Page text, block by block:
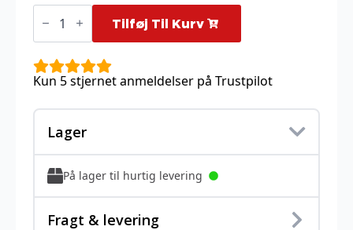
Ruffian
antal
Tilføj Til Kurv
Kun 5 stjernet anmeldelser på Trustpilot
Lager
På lager til hurtig levering
Fragt & levering